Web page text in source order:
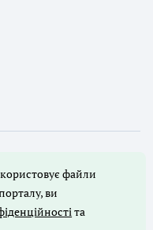
матеріалів порталу,
допускаються лише
файли
ви
та